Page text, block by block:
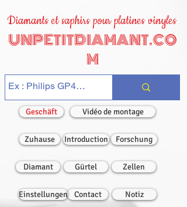
Diamants et saphirs pour platines vinyles
UNPETITDIAMANT.CO
M
Geschäft Vidéo de montage
Zuhause Introduction Forschung
Diamant Gürtel Zellen
Einstellungen Contact Notiz